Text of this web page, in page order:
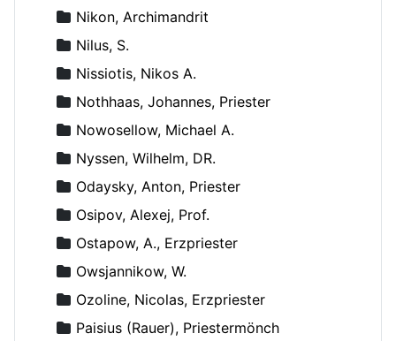
Nikon, Archimandrit
Nilus, S.
Nissiotis, Nikos A.
Nothhaas, Johannes, Priester
Nowosellow, Michael A.
Nyssen, Wilhelm, DR.
Odaysky, Anton, Priester
Osipov, Alexej, Prof.
Ostapow, A., Erzpriester
Owsjannikow, W.
Ozoline, Nicolas, Erzpriester
Paisius (Rauer), Priestermönch